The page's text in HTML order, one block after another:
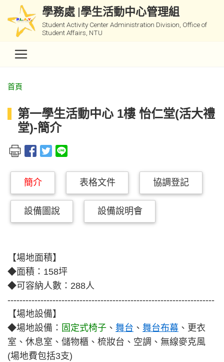
學務處 |學生活動中心管理組
Student Activity Center Administration Division, Office of
Student Affairs, NTU
首頁
第一學生活動中心 1樓 怡仁堂(活大禮
堂)-簡介
簡介 表格文件 協調登記
設備圖說 設備說明會
【場地面積】
◆面積：158坪
◆可容納人數：288人
---------------------------------------------------------------------
【場地設備】
◆場地設備： 固定式椅子 、 舞台 、 舞台布幕 、 更衣
室、休息室、儲物櫃、梳妝台、空調 、無線麥克風
(場地費包括3支)